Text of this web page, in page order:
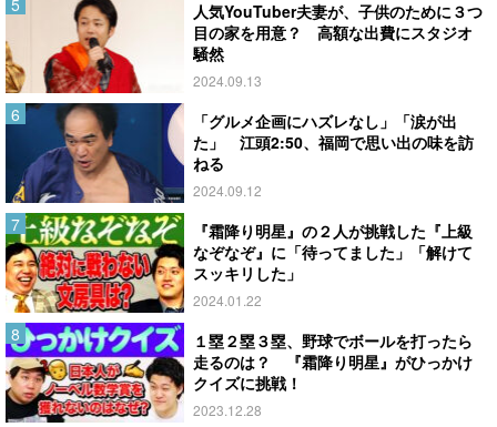
人気YouTuber夫妻が、子供のために３つ
目の家を用意？ 高額な出費にスタジオ
騒然
2024.09.13
「グルメ企画にハズレなし」「涙が出
た」 江頭2:50、福岡で思い出の味を訪
ねる
2024.09.12
『霜降り明星』の２人が挑戦した『上級
なぞなぞ』に「待ってました」「解けて
スッキリした」
2024.01.22
１塁２塁３塁、野球でボールを打ったら
走るのは？ 『霜降り明星』がひっかけ
クイズに挑戦！
2023.12.28